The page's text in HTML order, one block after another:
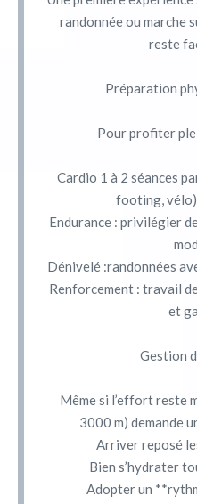
randonnée ou marche
reste
Préparation
Pour profiter
Cardio 1 à 2 séances
footing, vélo)
Endurance : privilégier
Dénivelé :randonnées
Renforcement : travail
et
Gestion
Même si l’effort reste
3000 m) demande
Arriver reposé
Bien s’hydrater
Adopter un